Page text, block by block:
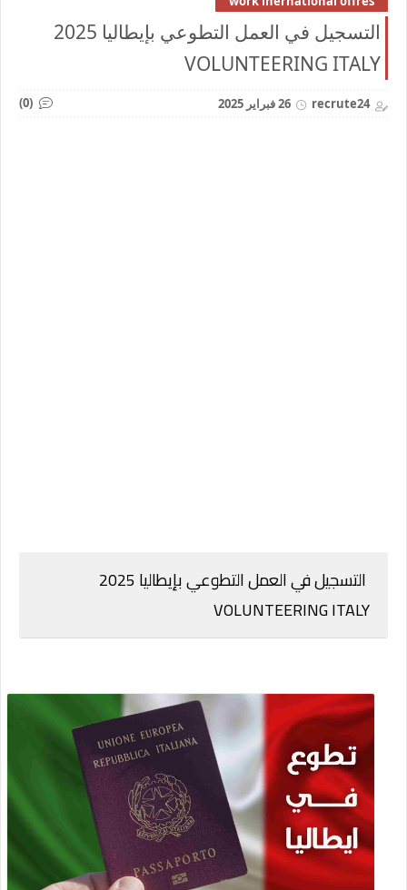
التسجيل في العمل التطوعي بإيطاليا 2025
VOLUNTEERING ITALY
recrute24 26 فبراير 2025 (0)
التسجيل في العمل التطوعي بإيطاليا 2025
VOLUNTEERING ITALY